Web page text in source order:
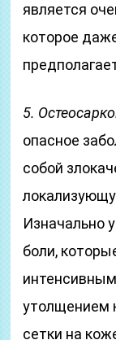
является
которое
5.
опасное
собой
Изначально
боли,
утолщением
сетки на